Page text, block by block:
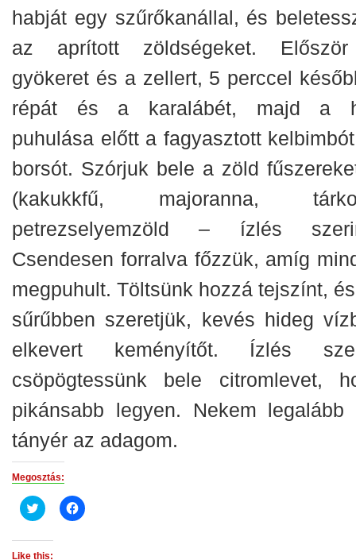
habját egy szűrőkanállal, és
az aprított zöldségeket.
gyökeret és a zellert, 5 perccel
répát és a karalábét, majd a
puhulása előtt a fagyasztott
borsót. Szórjuk bele a zöld
(kakukkfű, majoranna,
petrezselyemzöld – ízlés
Csendesen forralva főzzük, amíg
megpuhult. Töltsünk hozzá tejszínt,
sűrűbben szeretjük, kevés hideg
elkevert keményítőt. Ízlés
csöpögtessünk bele citromlevet,
pikánsabb legyen. Nekem legalább
tányér az adagom.
Megosztás:
Click
to
Click
to
Like this: